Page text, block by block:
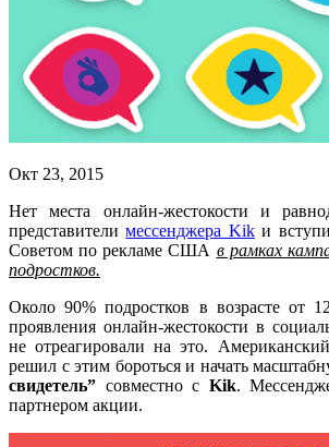
Окт 23, 2015
Нет места онлайн-жестокости и
представителимессенджера Kikи
Советом по рекламе CША в рамках
подростков.
Около 90% подростков в возрасте от
проявления онлайн-жестокости в
не отреагировали на это.
решил с этим бороться и начать
свидетель” совместно с Kik.
партнером акции.